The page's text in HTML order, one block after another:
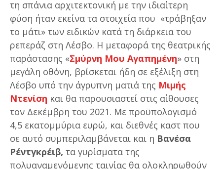
τη σπάνια αρχιτεκτονική με την ιδιαίτερη
φύση ήταν εκείνα τα στοιχεία που «τράβηξαν
το μάτι» των ειδικών κατά τη διάρκεια του
ρεπεράζ στη Λέσβο. Η μεταφορά της θεατρικής
παράστασης «Σμύρνη Μου Αγαπημένη» στη
μεγάλη οθόνη, βρίσκεται ήδη σε εξέλιξη στη
Λέσβο υπό την άγρυπνη ματιά της Μιμής
Ντενίση και θα παρουσιαστεί στις αίθουσες
τον Δεκέμβρη του 2021. Με προϋπολογισμό
4,5 εκατομμύρια ευρώ, και διεθνές καστ που
σε αυτό συμπεριλαμβάνεται και η Βανέσα
Ρέντγκρέιβ, τα γυρίσματα της
πολυαναμενόμενης ταινίας θα ολοκληρωθούν